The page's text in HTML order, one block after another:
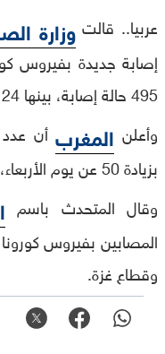
عربيا.. قالت وزارة
495 حالة إصابة، بينها 24 وفاة.
وأعلن المغرب
بزيادة 50 عن يوم الأربعاء، كما سجلت 4 حالات وفاة جديدة.
وقال المتحدث باسم
وقطاع غزة.